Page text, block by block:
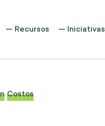
Recursos Iniciativas
Costos